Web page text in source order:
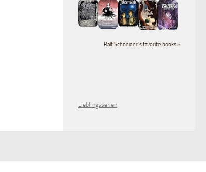
Ralf Schneider's favorite books »
Lieblingsserien